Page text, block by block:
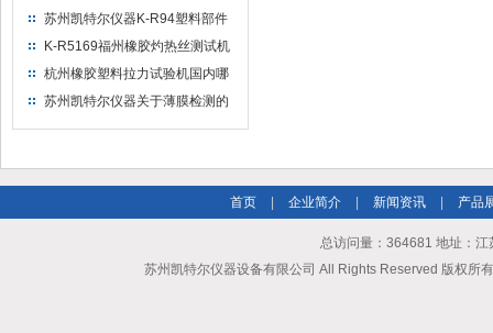
微机试验机就到苏州凯特尔仪器
苏州凯特尔仪器K-R94塑料部件
垂直水平燃烧试验机符合标准
K-R5169福州橡胶灼热丝测试机
品牌
杭州橡胶塑料拉力试验机国内哪
家价格低？
苏州凯特尔仪器关于薄膜检测的
首页 企业简介 新闻资讯 产品
总访问量：364681 地址：
苏州凯特尔仪器设备有限公司 All Rights Reserved 版权所